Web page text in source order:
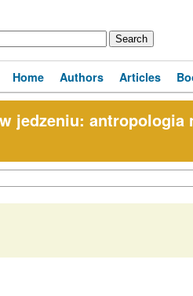
Home Authors Articles
jedzeniu: